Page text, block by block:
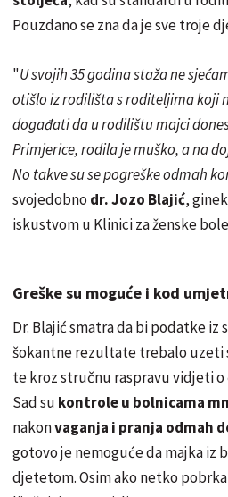
Pouzdano se zna da je sve troje
"U svojih 35 godina staža ne
otišlo iz rodilišta s roditeljima koji
događati da u rodilištu majci
Primjerice, rodila je muško, a na
No takve su se pogreške odmah
svojedobno dr. Jozo Blajić,
iskustvom u Klinici za ženske
Greške su moguće i kod
Dr. Blajić smatra da bi podatke iz
šokantne rezultate trebalo uzeti
te kroz stručnu raspravu vidjeti o
Sad su kontrole u bolnicama
nakonvaganja i pranja odmah
gotovo je nemoguće da majka iz
djetetom. Osim ako netko